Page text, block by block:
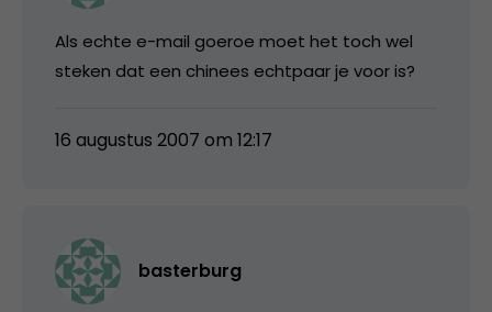
Als echte e-mail goeroe moet het toch wel
steken dat een chinees echtpaar je voor is?
16 augustus 2007 om 12:17
basterburg